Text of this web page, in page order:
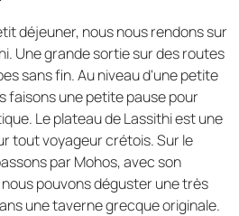
déjeuner, nous nous rendons sur
Une grande sortie sur des routes
sans fin. Au niveau d'une petite
faisons une petite pause pour
Le plateau de Lassithi est une
tout voyageur crétois. Sur le
par Mohos, avec son
pouvons déguster une très
une taverne grecque originale.